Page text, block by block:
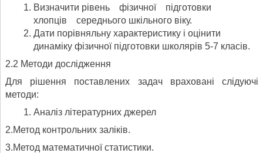
Визначити рівень фізичної підготовки
хлопців середнього шкільного віку.
Дати порівняльну характеристику і оцінити
динаміку фізичної підготовки школярів 5-7 класів.
2.2 Методи дослідження
Для рішення поставлених задач враховані слідуючі
методи:
Аналіз літературних джерел
2.Метод контрольних заліків.
3.Метод математичної статистики.